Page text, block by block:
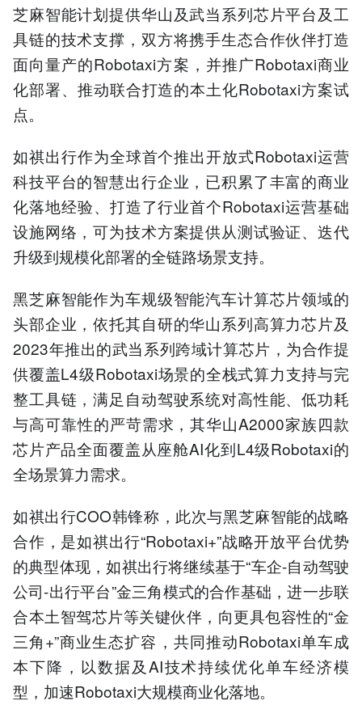
芝麻智能计划提供华山及武当系列芯片平台及工
具链的技术支撑，双方将携手生态合作伙伴打造
面向量产的Robotaxi方案，并推广Robotaxi商业
化部署、推动联合打造的本土化Robotaxi方案试
点。
如祺出行作为全球首个推出开放式Robotaxi运营
科技平台的智慧出行企业，已积累了丰富的商业
化落地经验、打造了行业首个Robotaxi运营基础
设施网络，可为技术方案提供从测试验证、迭代
升级到规模化部署的全链路场景支持。
黑芝麻智能作为车规级智能汽车计算芯片领域的
头部企业，依托其自研的华山系列高算力芯片及
2023年推出的武当系列跨域计算芯片，为合作提
供覆盖L4级Robotaxi场景的全栈式算力支持与完
整工具链，满足自动驾驶系统对高性能、低功耗
与高可靠性的严苛需求，其华山A2000家族四款
芯片产品全面覆盖从座舱AI化到L4级Robotaxi的
全场景算力需求。
如祺出行COO韩锋称，此次与黑芝麻智能的战略
合作，是如祺出行“Robotaxi+”战略开放平台优势
的典型体现，如祺出行将继续基于“车企-自动驾驶
公司-出行平台”金三角模式的合作基础，进一步联
合本土智驾芯片等关键伙伴，向更具包容性的“金
三角+”商业生态扩容，共同推动Robotaxi单车成
本下降，以数据及AI技术持续优化单车经济模
型，加速Robotaxi大规模商业化落地。